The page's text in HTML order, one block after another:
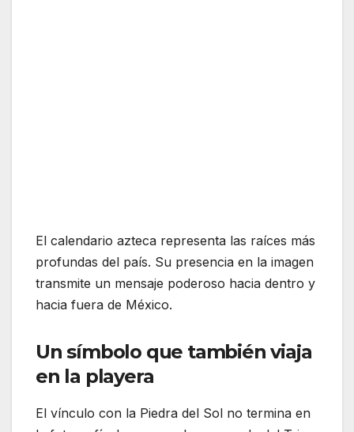
El calendario azteca representa las raíces más
profundas del país. Su presencia en la imagen
transmite un mensaje poderoso hacia dentro y
hacia fuera de México.
Un símbolo que también viaja
en la playera
El vínculo con la Piedra del Sol no termina en